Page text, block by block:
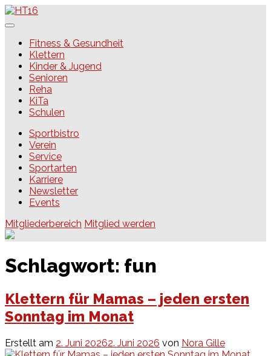
Skip
to
HT16Fitness & Gesundheit
Klettern
Kinder & Jugend
Senioren
Reha
KiTa
Schulen
Sportbistro
Verein
Service
Sportarten
Karriere
Newsletter
Events
Mitgliederbereich Mitglied werden
Schlagwort: fun
Klettern für Mamas – jeden ersten
Sonntag im Monat
Erstellt am 2. Juni 20262. Juni 2026 von Nora Gille